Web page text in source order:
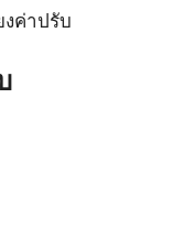
ค่าปรับ